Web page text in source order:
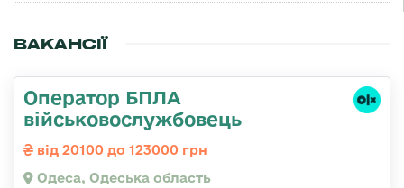
ВАКАНСІЇ
Оператор БПЛА
військовослужбовець
від 20100 до 123000 грн
Одеса, Одеська область